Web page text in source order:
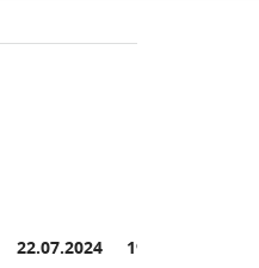
22.07.2024 19.07.2024